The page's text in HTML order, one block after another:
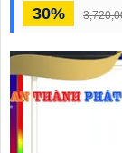
30%